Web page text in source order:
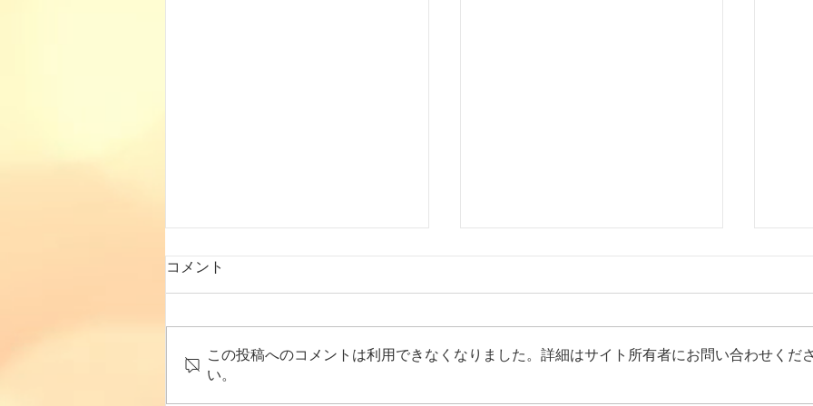
コメント
この投稿へのコメントは利用できなくなりました。詳細はサイト所有者にお問い合わせくだ
い。